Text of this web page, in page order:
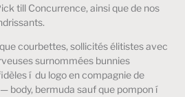
till Concurrence, ainsi que de nos
courbettes, sollicités élitistes avec
surnommées bunnies
í du logo en compagnie de
body, bermuda sauf que pompon í